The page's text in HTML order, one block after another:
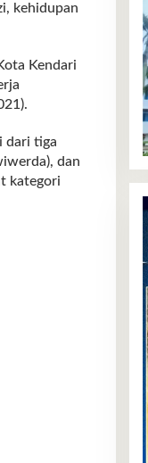
kehidupan
Kendari
dari tiga
dan
kategori